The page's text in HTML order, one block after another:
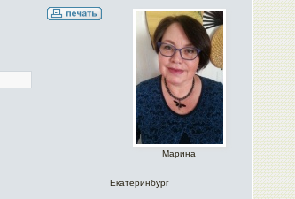
Марина
Екатеринбург